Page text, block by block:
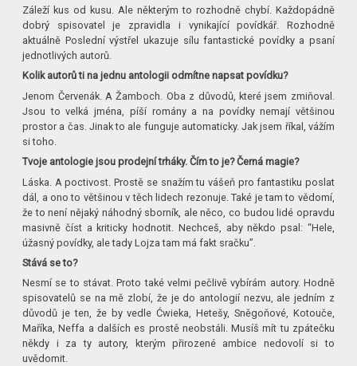
Záleží kus od kusu. Ale některým to rozhodně chybí. Každopádně
dobrý spisovatel je zpravidla i vynikající povídkář. Rozhodně
aktuálně Poslední výstřel ukazuje sílu fantastické povídky a psaní
jednotlivých autorů.
Kolik autorů ti na jednu antologii odmítne napsat povídku?
Jenom Červenák. A Žamboch. Oba z důvodů, které jsem zmiňoval.
Jsou to velká jména, píší romány a na povídky nemají většinou
prostor a čas. Jinak to ale funguje automaticky. Jak jsem říkal, vážím
si toho.
Tvoje antologie jsou prodejní trháky. Čím to je? Černá magie?
Láska. A poctivost. Prostě se snažím tu vášeň pro fantastiku poslat
dál, a ono to většinou v těch lidech rezonuje. Také je tam to vědomí,
že to není nějaký náhodný sborník, ale něco, co budou lidé opravdu
masivně číst a kriticky hodnotit. Nechceš, aby někdo psal: “Hele,
úžasný povídky, ale tady Lojza tam má fakt sračku”.
Stává se to?
Nesmí se to stávat. Proto také velmi pečlivě vybírám autory. Hodně
spisovatelů se na mě zlobí, že je do antologií nezvu, ale jedním z
důvodů je ten, že by vedle Ćwieka, Hetešy, Sněgoňové, Kotouče,
Maříka, Neffa a dalších es prostě neobstáli. Musíš mít tu zpátečku
někdy i za ty autory, kterým přirozené ambice nedovolí si to
uvědomit.